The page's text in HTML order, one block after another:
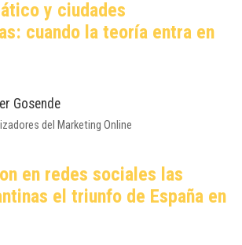
y ciudades
cuando la teoría entra en
Gosende
del Marketing Online
en redes sociales las
el triunfo de España en